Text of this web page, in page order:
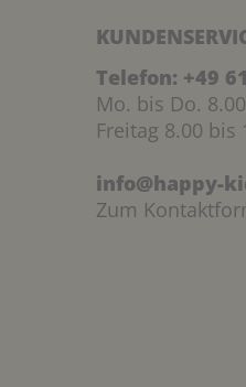
Telefon: +49
Mo. bis Do.
Freitag 8.00 bis
info@happy-
Zum